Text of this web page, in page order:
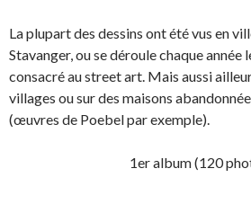
La plupart des dessins ont été vus en
Stavanger, ou se déroule chaque année
consacré au street art. Mais aussi
villages ou sur des maisons
(œuvres de Poebel par exemple).
1er album (120